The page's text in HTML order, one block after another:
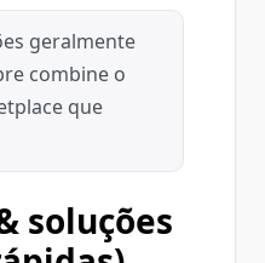
geralmente
combine o
que
soluções